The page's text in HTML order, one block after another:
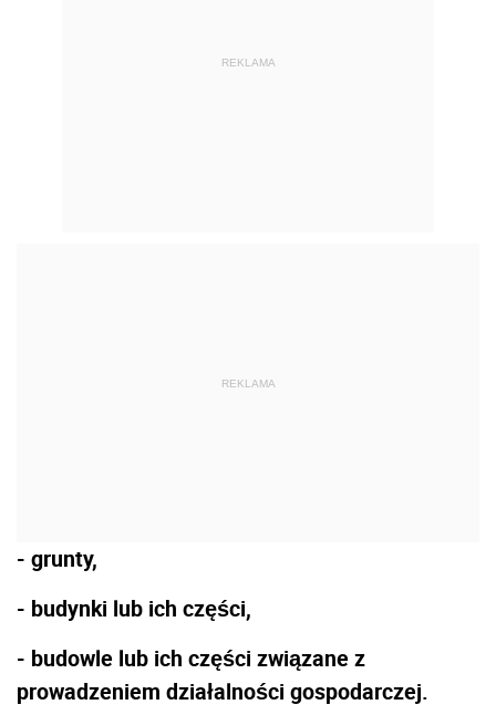
REKLAMA
REKLAMA
- grunty,
- budynki lub ich części,
- budowle lub ich części związane z
prowadzeniem działalności gospodarczej.